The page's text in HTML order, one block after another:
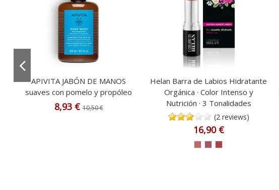
APIVITA JABÓN DE MANOS
suaves con pomelo y propóleo
8,93 €10,50 €
Helan Barra de Labios Hidratante
Orgánica · Color Intenso y
Nutrición · 3 Tonalidades
(2 reviews)
16,90 €